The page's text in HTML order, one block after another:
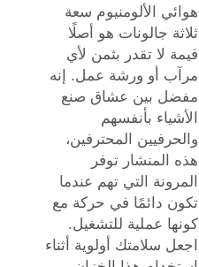
هوائي الألومنيوم سعة
ثلاثة جالونات هو أصلًا
قيمة لا تقدر بثمن لأي
مرآب أو ورشة عمل. إنه
مفضل بين عشاق صنع
الأشياء بأنفسهم
والحرفيين المحترفين،
هذه المنشار توفر
المرونة التي تهم عندما
تكون دائمًا في حركة مع
كونها عملية للتشغيل.
اجعل سلامتك أولوية أثناء